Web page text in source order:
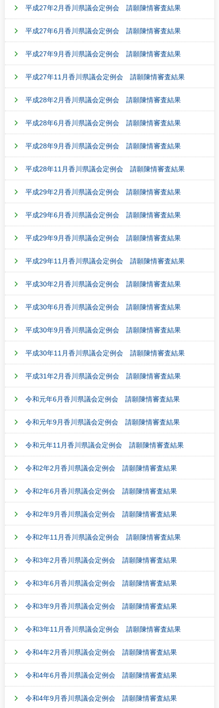
平成27年2月香川県議会定例会 請願陳情審査結果
平成27年6月香川県議会定例会 請願陳情審査結果
平成27年9月香川県議会定例会 請願陳情審査結果
平成27年11月香川県議会定例会 請願陳情審査結果
平成28年2月香川県議会定例会 請願陳情審査結果
平成28年6月香川県議会定例会 請願陳情審査結果
平成28年9月香川県議会定例会 請願陳情審査結果
平成28年11月香川県議会定例会 請願陳情審査結果
平成29年2月香川県議会定例会 請願陳情審査結果
平成29年6月香川県議会定例会 請願陳情審査結果
平成29年9月香川県議会定例会 請願陳情審査結果
平成29年11月香川県議会定例会 請願陳情審査結果
平成30年2月香川県議会定例会 請願陳情審査結果
平成30年6月香川県議会定例会 請願陳情審査結果
平成30年9月香川県議会定例会 請願陳情審査結果
平成30年11月香川県議会定例会 請願陳情審査結果
平成31年2月香川県議会定例会 請願陳情審査結果
令和元年6月香川県議会定例会 請願陳情審査結果
令和元年9月香川県議会定例会 請願陳情審査結果
令和元年11月香川県議会定例会 請願陳情審査結果
令和2年2月香川県議会定例会 請願陳情審査結果
令和2年6月香川県議会定例会 請願陳情審査結果
令和2年9月香川県議会定例会 請願陳情審査結果
令和2年11月香川県議会定例会 請願陳情審査結果
令和3年2月香川県議会定例会 請願陳情審査結果
令和3年6月香川県議会定例会 請願陳情審査結果
令和3年9月香川県議会定例会 請願陳情審査結果
令和3年11月香川県議会定例会 請願陳情審査結果
令和4年2月香川県議会定例会 請願陳情審査結果
令和4年6月香川県議会定例会 請願陳情審査結果
令和4年9月香川県議会定例会 請願陳情審査結果